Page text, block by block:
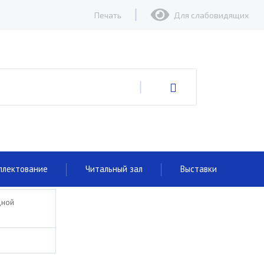
Печать Для слабовидящих
Читальный зал Выставки